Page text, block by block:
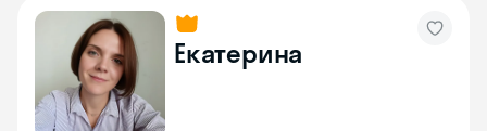
Екатерина